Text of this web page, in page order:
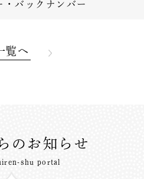
・バックナンバー
覧へ
のお知らせ
shu portal